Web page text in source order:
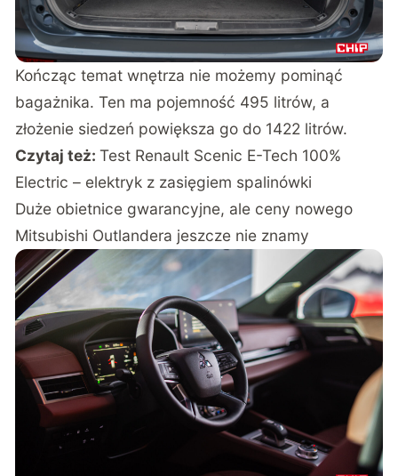
Kończąc temat wnętrza nie możemy pominąć
bagażnika. Ten ma pojemność 495 litrów, a
złożenie siedzeń powiększa go do 1422 litrów.
Czytaj też:Test Renault Scenic E-Tech 100%
Electric – elektryk z zasięgiem spalinówki
Duże obietnice gwarancyjne, ale ceny nowego
Mitsubishi Outlandera jeszcze nie znamy